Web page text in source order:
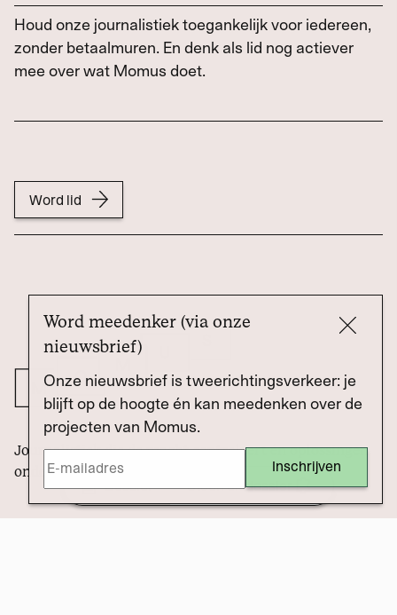
Dossier Steun dit dossier
Word meedenker (via onze
nieuwsbrief)
Onze nieuwsbrief is tweerichtingsverkeer: je
blijft op de hoogte én kan meedenken over de
projecten van Momus.
Journalistiek die de macht controleert én oplossingen
onderzoekt. Met jou.
Houd onze journalistiek toegankelijk voor iedereen,
zonder betaalmuren. En denk als lid nog actiever
mee over wat Momus doet.
Word lid